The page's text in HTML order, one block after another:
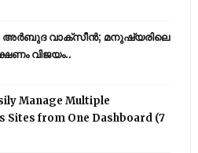
വാക്‌സീന്‍; മനുഷ്യരിലെ
വിജയം..
Manage Multiple
Sites from One Dashboard (7